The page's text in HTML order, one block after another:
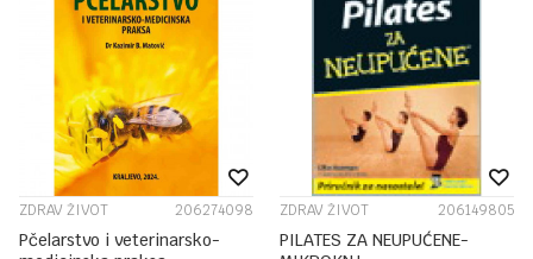
ZDRAV ŽIVOT 206274098
Pčelarstvo i veterinarsko-
ZDRAV ŽIVOT 206149805
PILATES ZA NEUPUĆENE-